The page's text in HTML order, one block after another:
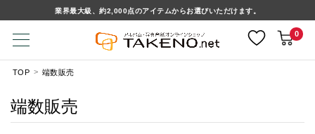
業界最大級、約2,000点のアイテムからお選びいただけます。
0
TOP 端数販売
端数販売